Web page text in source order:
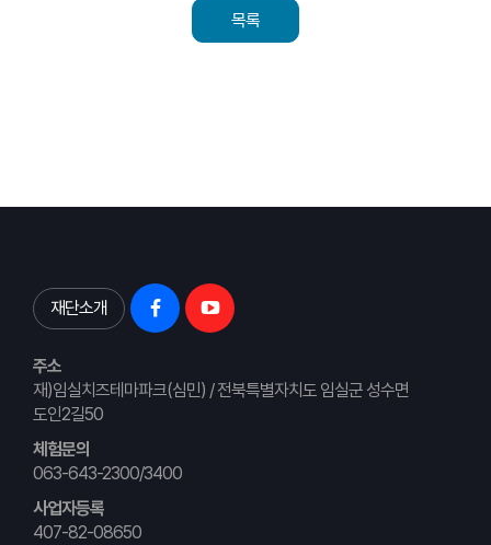
목록
재단소개
주소
재)임실치즈테마파크(심민) / 전북특별자치도 임실군 성수면
도인2길50
체험문의
063-643-2300/3400
사업자등록
407-82-08650